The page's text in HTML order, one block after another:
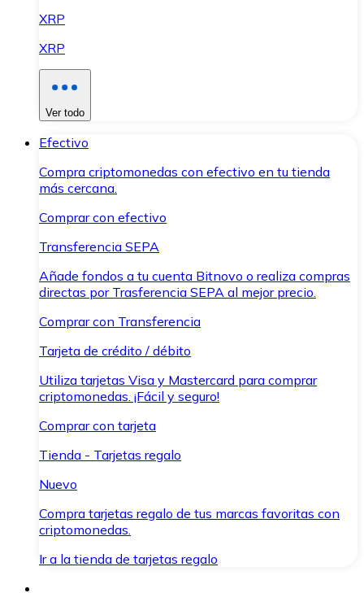
XRP
XRP
Ver todo
Efectivo
Compra criptomonedas con efectivo en tu tienda
más cercana.
Comprar con efectivo
Transferencia SEPA
Añade fondos a tu cuenta Bitnovo o realiza compras
directas por Trasferencia SEPA al mejor precio.
Comprar con Transferencia
Tarjeta de crédito / débito
Utiliza tarjetas Visa y Mastercard para comprar
criptomonedas. ¡Fácil y seguro!
Comprar con tarjeta
Tienda - Tarjetas regalo
Nuevo
Compra tarjetas regalo de tus marcas favoritas con
criptomonedas.
Ir a la tienda de tarjetas regalo